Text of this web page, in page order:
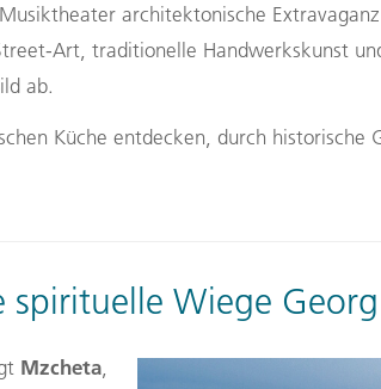
architektonische
Art, traditionelle Handwerkskunst
ab.
Küche entdecken, durch historische
spirituelle Wiege
Mzcheta,